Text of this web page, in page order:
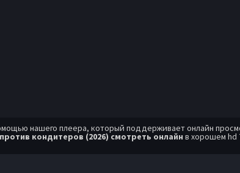
нашего плеера, который поддерживает онлайн
кондитеров (2026) смотреть онлайн в хорошем hd